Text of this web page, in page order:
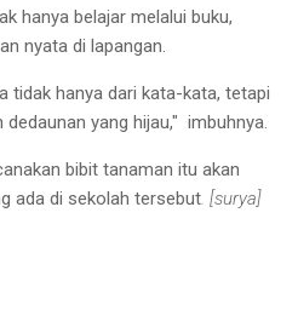
hanya belajar melalui buku,
nyata di lapangan.
tidak hanya dari kata-kata, tetapi
yang hijau," imbuhnya.
bibit tanaman itu akan
ada di sekolah tersebut . [surya]